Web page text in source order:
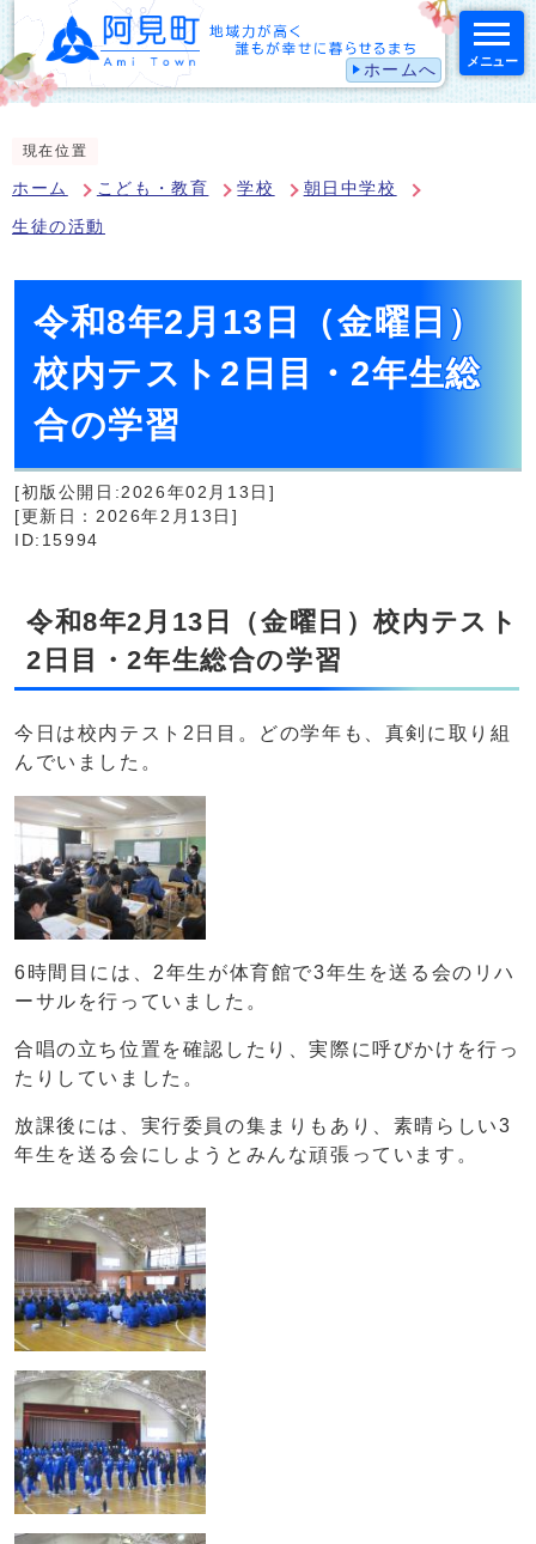
ホームへ メニュー
現在位置
ホーム こども・教育 学校 朝日中学校
生徒の活動
令和8年2月13日（金曜日）
校内テスト2日目・2年生総
合の学習
[初版公開日:2026年02月13日]
[更新日：2026年2月13日]
ID:15994
令和8年2月13日（金曜日）校内テスト
2日目・2年生総合の学習
今日は校内テスト2日目。どの学年も、真剣に取り組
んでいました。
6時間目には、2年生が体育館で3年生を送る会のリハ
ーサルを行っていました。
合唱の立ち位置を確認したり、実際に呼びかけを行っ
たりしていました。
放課後には、実行委員の集まりもあり、素晴らしい3
年生を送る会にしようとみんな頑張っています。